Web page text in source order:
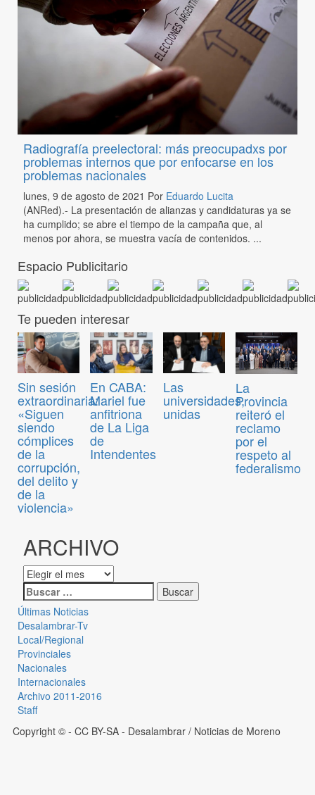
Radiografía preelectoral: más preocupadxs por
problemas internos que por enfocarse en los
problemas nacionales
lunes, 9 de agosto de 2021 Por Eduardo Lucita
(ANRed).- La presentación de alianzas y candidaturas ya se
ha cumplido; se abre el tiempo de la campaña que, al
menos por ahora, se muestra vacía de contenidos. ...
Espacio Publicitario
Te pueden interesar
Sin sesión
extraordinaria:
«Siguen
siendo
cómplices
de la
corrupción,
del delito y
de la
violencia»
En CABA:
Mariel fue
anfitriona
de La Liga
de
Intendentes
Las
universidades,
unidas
La
Provincia
reiteró el
reclamo
por el
respeto al
federalismo
ARCHIVO
Últimas Noticias
Desalambrar-Tv
Local/Regional
Provinciales
Nacionales
Internacionales
Archivo 2011-2016
Staff
Copyright © - CC BY-SA - Desalambrar / Noticias de Moreno